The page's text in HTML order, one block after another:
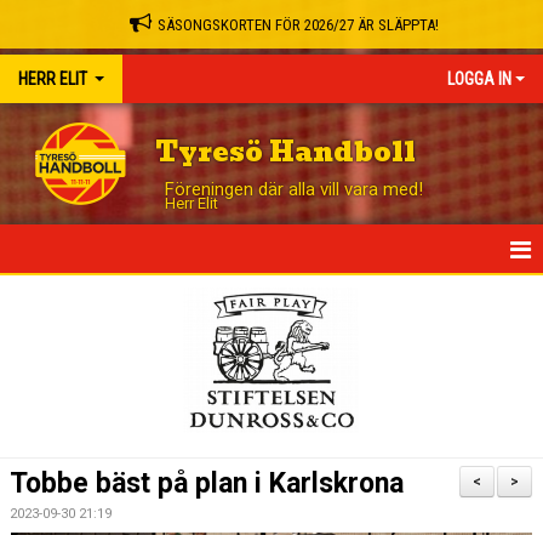
SÄSONGSKORTEN FÖR 2026/27 ÄR SLÄPPTA!
HERR ELIT LOGGA IN
Tyresö Handboll
Föreningen där alla vill vara med!
Herr Elit
TABELL
>
<
Tobbe bäst på plan i Karlskrona
2023-09-30 21:19